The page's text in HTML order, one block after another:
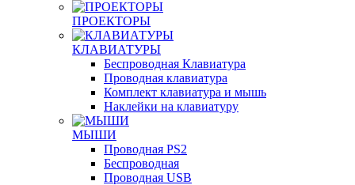
ПРОЕКТОРЫ
КЛАВИАТУРЫ
Беспроводная Клавиатура
Проводная клавиатура
Комплект клавиатура и мышь
Наклейки на клавиатуру
МЫШИ
Проводная PS2
Беспроводная
Проводная USB